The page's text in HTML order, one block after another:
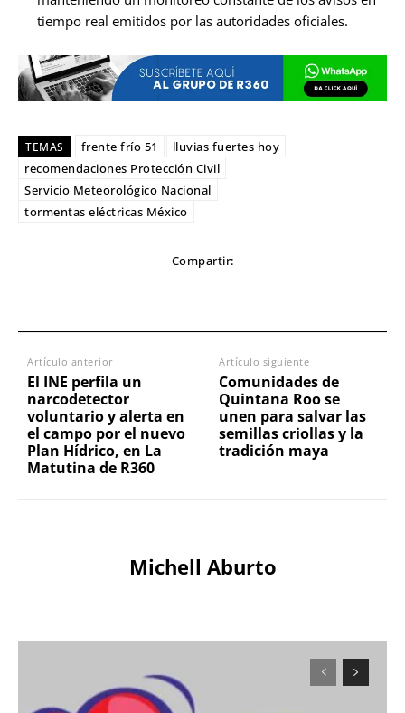
tiempo real emitidos por las autoridades oficiales.
TEMAS frente frío 51
lluvias fuertes hoy
recomendaciones Protección Civil
Servicio Meteorológico Nacional
tormentas eléctricas México
Compartir:
Artículo anterior
El INE perfila un
narcodetector
voluntario y alerta en
el campo por el nuevo
Plan Hídrico, en La
Matutina de R360
Artículo siguiente
Comunidades de
Quintana Roo se
unen para salvar las
semillas criollas y la
tradición maya
Michell Aburto